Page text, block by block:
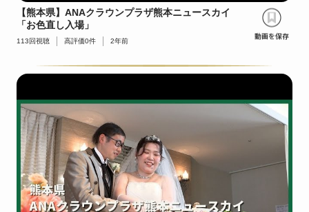
【熊本県】ANAクラウンプラザ熊本ニュースカイ
「お色直し入場」
113回視聴 高評価0件 2年前